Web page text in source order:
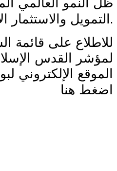
ظل النمو العالمي
التمويل والاستثمار .
للاطلاع على قائمة
لمؤشر القدس
الموقع الإلكتروني
اضغط هنا